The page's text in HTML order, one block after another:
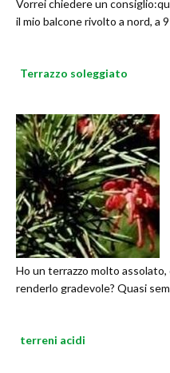
Vorrei chiedere un
il mio balcone rivolto a nord, a 9
Terrazzo soleggiato
Ho un terrazzo molto
renderlo gradevole? Quasi
terreni acidi